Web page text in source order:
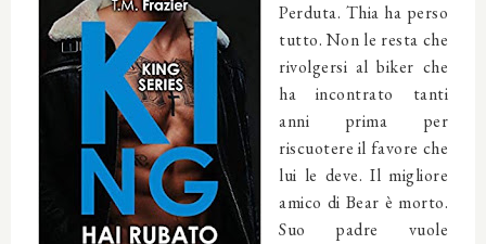
Perduta. Thia ha perso
tutto. Non le resta che
rivolgersi al biker che
ha incontrato tanti
anni prima per
riscuotere il favore che
lui le deve. Il migliore
amico di Bear è morto.
Suo padre vuole